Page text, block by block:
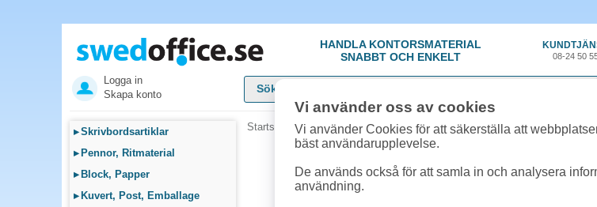
HANDLA KONTORSMATERIAL
SNABBT OCH ENKELT
08-24 50
Logga in
Skapa konto
▸Skrivbordsartiklar
▸ Pennor, Ritmaterial
▸ Block, Papper
▸ Kuvert, Post, Emballage
Startsida »Sortering, Förvaring»Gaffelpärm - Trärygg»Träryggspärm
Vi använder oss av cookies
Vi använder Cookies för att säkerställa att
bäst användarupplevelse.
De används också för att samla in och analysera
användning.